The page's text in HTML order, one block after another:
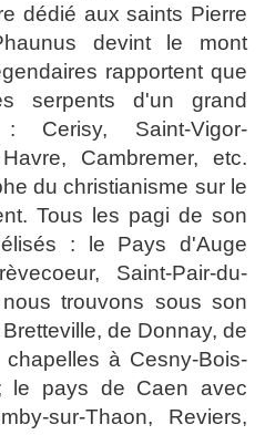
dédié aux saints Pierre
devint le mont
rapportent que
serpents d'un grand
Saint-Vigor-
Cambremer, etc.
du christianisme sur le
Tous les pagi de son
: le Pays d'Auge
Saint-Pair-du-
trouvons sous son
de Donnay, de
à Cesny-Bois-
le pays de Caen avec
sur-Thaon, Reviers,